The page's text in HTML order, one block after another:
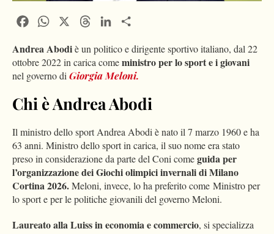
FacebookWhatsApp ThreadsLinkedIn
Andrea Abodiè un politico e dirigente sportivo italiano, dal 22
ottobre 2022 in carica comeministro per lo sport e i giovani
nel governo diGiorgia Meloni.
Chi è Andrea Abodi
Il ministro dello sport Andrea Abodi è nato il 7 marzo 1960 e ha
63 anni. Ministro dello sport in carica, il suo nome era stato
preso in considerazione da parte del Coni comeguida per
l’organizzazione dei Giochi olimpici invernali di Milano
Cortina 2026.Meloni, invece, lo ha preferito come Ministro per
lo sport e per le politiche giovanili del governo Meloni.
Laureato alla Luiss in economia e commercio, si specializza